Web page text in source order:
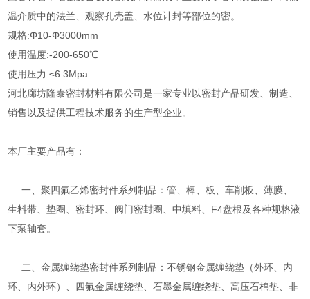
温介质中的法兰、观察孔壳盖、水位计封等部位的密。
规格:Φ10-Φ3000mm
使用温度:-200-650℃
使用压力:≤6.3Mpa
河北廊坊隆泰密封材料有限公司是一家专业以密封产品研发、制造、
销售以及提供工程技术服务的生产型企业。
本厂主要产品有：
一、聚四氟乙烯密封件系列制品：管、棒、板、车削板、薄膜、
生料带、垫圈、密封环、阀门密封圈、中填料、F4盘根及各种规格液
下泵轴套。
二、金属缠绕垫密封件系列制品：不锈钢金属缠绕垫（外环、内
环、内外环）、四氟金属缠绕垫、石墨金属缠绕垫、高压石棉垫、非